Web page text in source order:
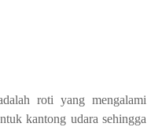
roti yang mengalami
kantong udara sehingga